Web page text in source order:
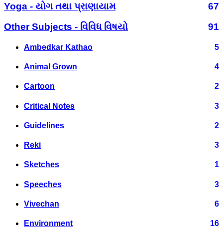
Yoga - યોગ તથા પ્રાણાયામ
67
Other Subjects - વિવિધ વિષયો
91
Ambedkar Kathao 5
Animal Grown 4
Cartoon 2
Critical Notes 3
Guidelines 2
Reki 3
Sketches 1
Speeches 3
Vivechan 6
Environment 16